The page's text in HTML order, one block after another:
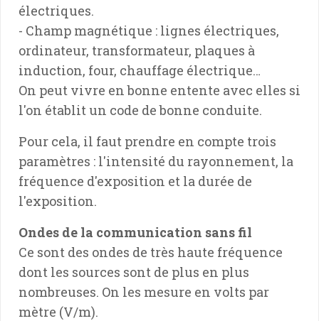
électriques.
- Champ magnétique : lignes électriques,
ordinateur, transformateur, plaques à
induction, four, chauffage électrique…
On peut vivre en bonne entente avec elles si
l'on établit un code de bonne conduite.
Pour cela, il faut prendre en compte trois
paramètres : l'intensité du rayonnement, la
fréquence d'exposition et la durée de
l'exposition.
Ondes de la communication sans fil
Ce sont des ondes de très haute fréquence
dont les sources sont de plus en plus
nombreuses. On les mesure en volts par
mètre (V/m).